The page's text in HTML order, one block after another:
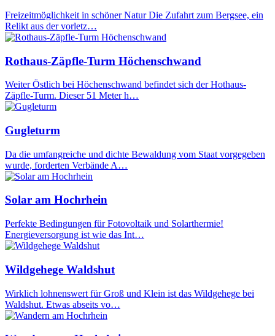
Freizeitmöglichkeit in schöner Natur Die Zufahrt zum Bergsee, ein
Relikt aus der vorletz…
Rothaus-Zäpfle-Turm Höchenschwand
Weiter Östlich bei Höchenschwand befindet sich der Hothaus-
Zäpfle-Turm. Dieser 51 Meter h…
Gugleturm
Da die umfangreiche und dichte Bewaldung vom Staat vorgegeben
wurde, forderten Verbände A…
Solar am Hochrhein
Perfekte Bedingungen für Fotovoltaik und Solarthermie!
Energieversorgung ist wie das Int…
Wildgehege Waldshut
Wirklich lohnenswert für Groß und Klein ist das Wildgehege bei
Waldshut. Etwas abseits vo…